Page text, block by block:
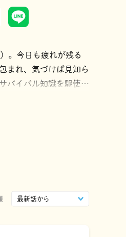
。今日も疲れが残る
まれ、気づけば見知ら
バイバル知識を駆使
女に出会い――？「小